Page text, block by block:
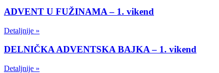
ADVENT U FUŽINAMA – 1. vikend
Detaljnije »
DELNIČKA ADVENTSKA BAJKA – 1. vikend
Detaljnije »